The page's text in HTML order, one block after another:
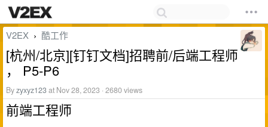
V2EX › 酷工作
[杭州/北京][钉钉文档]招聘前/后端工程师
， P5-P6
Byzyxyz123at Nov 28, 2023 · 2680 views
前端工程师